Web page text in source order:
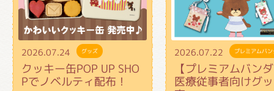
2026.07.24 グッズ
クッキー缶POP UP SHO
Pでノベルティ配布！
2026.07.22 プレミアムバ
【プレミアムバン
医療従事者向けグ